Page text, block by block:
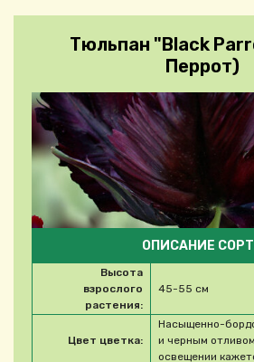
Тюльпан "Black
Перрот)
ОПИСАНИЕ
Высота
взрослого
растения:
45-55 см
Цвет цветка:
Насыщенно-
и черным
освещении